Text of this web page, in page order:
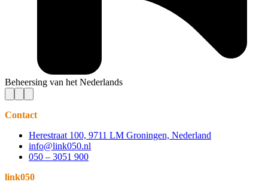
Beheersing van het Nederlands
Contact
Herestraat 100, 9711 LM Groningen, Nederland
info@link050.nl
050 – 3051 900
link050